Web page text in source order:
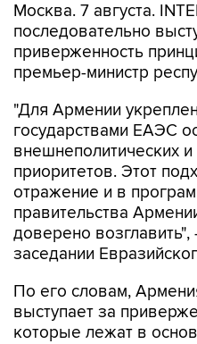
Москва. 7 августа.
последовательно
приверженность
премьер-министр
"Для Армении
государствами ЕАЭС
внешнеполитических
приоритетов. Этот
отражение и в
правительства
доверено
заседании
По его словам,
выступает за
которые лежат в